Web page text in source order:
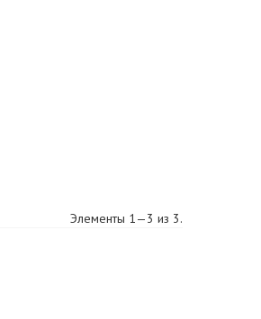
Элементы 1—3 из 3.